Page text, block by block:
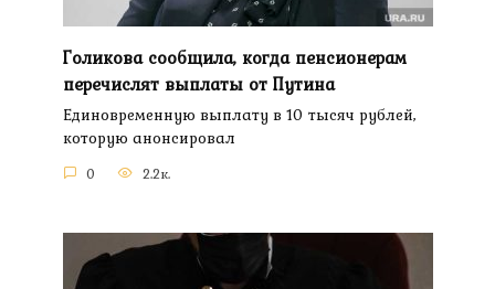
Голикова сообщила, когда пенсионерам
перечислят выплаты от Путина
Единовременную выплату в 10 тысяч рублей,
которую анонсировал
0 2.2к.